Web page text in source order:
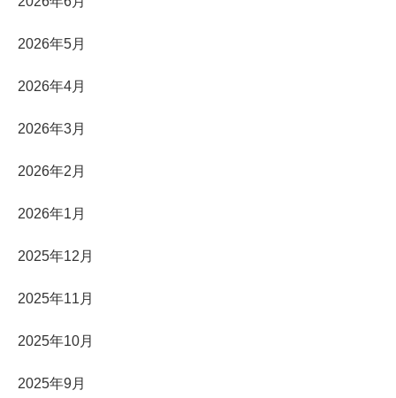
2026年5月
2026年4月
2026年3月
2026年2月
2026年1月
2025年12月
2025年11月
2025年10月
2025年9月